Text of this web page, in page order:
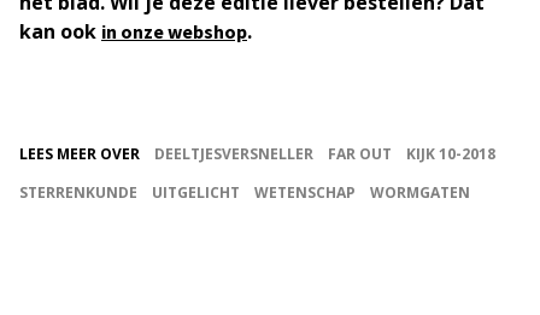
kan ook in onze webshop.
LEES MEER OVER DEELTJESVERSNELLER FAR OUT
KIJK 10-2018
STERRENKUNDE
UITGELICHT WETENSCHAP WORMGATEN